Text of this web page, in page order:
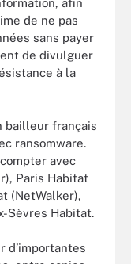
afin
de ne pas
sans payer
de divulguer
à la
bailleur français
ransomware.
avec
Paris Habitat
(NetWalker),
Sèvres Habitat.
d’importantes